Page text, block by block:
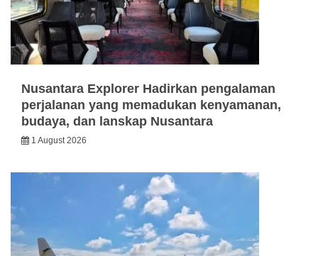
Nusantara Explorer Hadirkan pengalaman
perjalanan yang memadukan kenyamanan,
budaya, dan lanskap Nusantara
1 August 2026